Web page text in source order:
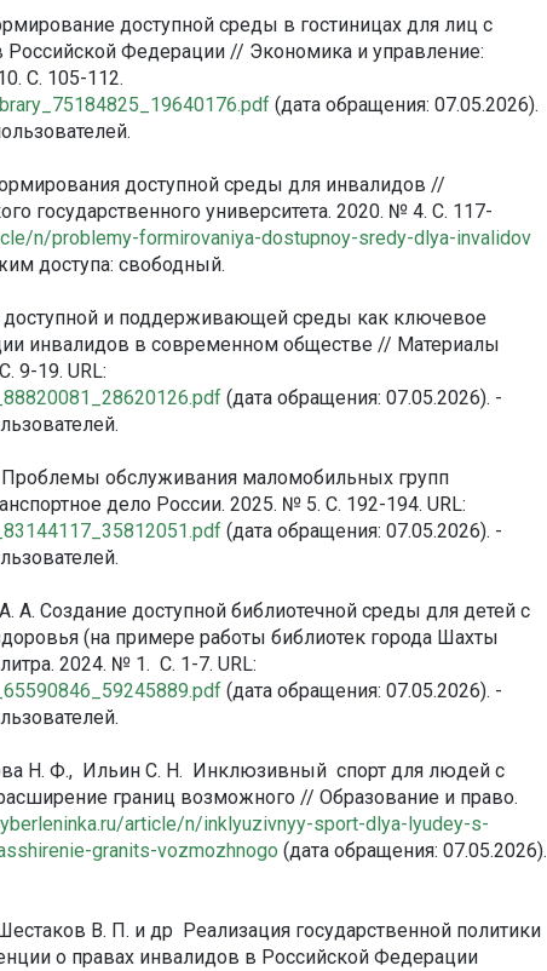
доступной среды в гостиницах для лиц с
Федерации // Экономика и управление:
С. 105-112.
(дата обращения: 07.05.2026).
доступной среды для инвалидов //
государственного университета. 2020. № 4. С. 117-
n/problemy-formirovaniya-dostupnoy-sredy-dlya-invalidov
доступа: свободный.
и поддерживающей среды как ключевое
инвалидов в современном обществе // Материалы
9-19. URL:
(дата обращения: 07.05.2026). -
обслуживания маломобильных групп
дело России. 2025. № 5. С. 192-194. URL:
(дата обращения: 07.05.2026). -
Создание доступной библиотечной среды для детей с
(на примере работы библиотек города Шахты
2024. № 1. С. 1-7. URL:
(дата обращения: 07.05.2026). -
Н. Ф., Ильин С. Н. Инклюзивный спорт для людей с
границ возможного // Образование и право.
article/n/inklyuzivnyy-sport-dlya-lyudey-s-
granits-vozmozhnogo (дата обращения: 07.05.2026).
В. П. и др Реализация государственной политики
о правах инвалидов в Российской Федерации